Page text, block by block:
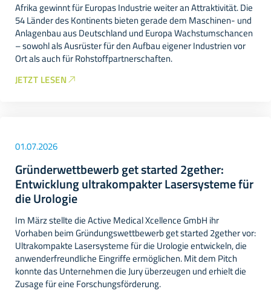
Afrika gewinnt für Europas Industrie weiter an Attraktivität. Die
54 Länder des Kontinents bieten gerade dem Maschinen- und
Anlagenbau aus Deutschland und Europa Wachstumschancen
– sowohl als Ausrüster für den Aufbau eigener Industrien vor
Ort als auch für Rohstoffpartnerschaften.
JETZT LESEN
01.07.2026
Gründerwettbewerb get started 2gether:
Entwicklung ultrakompakter Lasersysteme für
die Urologie
Im März stellte die Active Medical Xcellence GmbH ihr
Vorhaben beim Gründungswettbewerb get started 2gether vor:
Ultrakompakte Lasersysteme für die Urologie entwickeln, die
anwenderfreundliche Eingriffe ermöglichen. Mit dem Pitch
konnte das Unternehmen die Jury überzeugen und erhielt die
Zusage für eine Forschungsförderung.